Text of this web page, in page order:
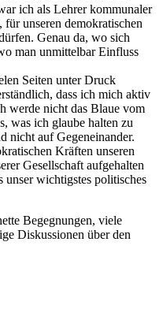
ich als Lehrer kommunaler
unseren demokratischen
Genau da, wo sich
man unmittelbar Einfluss
Seiten unter Druck
dass ich mich aktiv
werde nicht das Blaue vom
was ich glaube halten zu
nicht auf Gegeneinander.
Kräften unseren
Gesellschaft aufgehalten
wichtigstes politisches
Begegnungen, viele
Diskussionen über den